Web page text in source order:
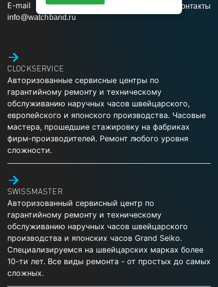
E-mail
info@watchband.ru
Контакты
CLOCKSERVICE
Авторизованные сервисные центры по
гарантийному ремонту и техническому
обслуживанию наручных часов швейцарского,
европейского и японского производства. Часовые
мастера, прошедшие стажировку на фабриках
фирм-производителей. Ремонт любого уровня
сложности.
SWISSMASTER
Авторизованный сервисный центр по
гарантийному ремонту и техническому
обслуживанию наручных часов швейцарского
производства и японских часов Grand Seiko.
Специализируемся на швейцарских марках более
10-ти лет. Все виды ремонта - от простых до самых
сложных.